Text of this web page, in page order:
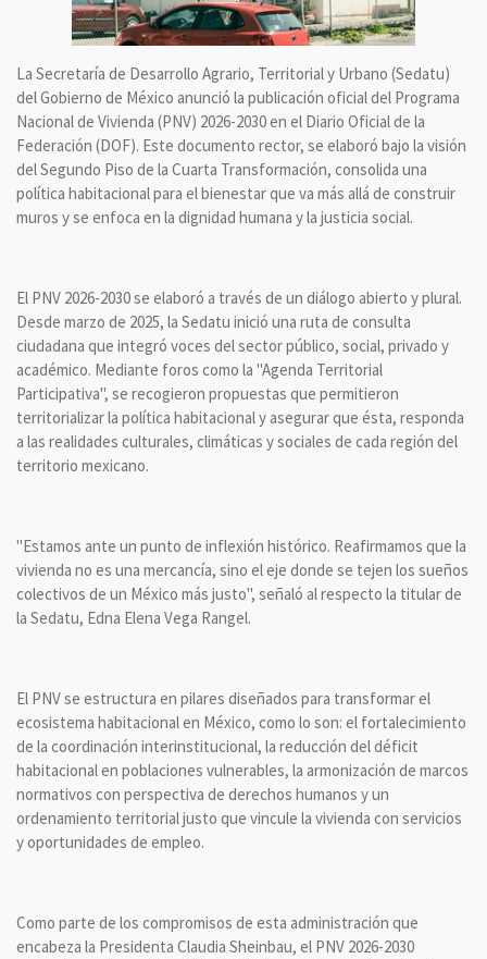
La Secretaría de Desarrollo Agrario, Territorial y Urbano (Sedatu)
del Gobierno de México anunció la publicación oficial del Programa
Nacional de Vivienda (PNV) 2026-2030 en el Diario Oficial de la
Federación (DOF). Este documento rector, se elaboró bajo la visión
del Segundo Piso de la Cuarta Transformación, consolida una
política habitacional para el bienestar que va más allá de construir
muros y se enfoca en la dignidad humana y la justicia social.
El PNV 2026-2030 se elaboró a través de un diálogo abierto y plural.
Desde marzo de 2025, la Sedatu inició una ruta de consulta
ciudadana que integró voces del sector público, social, privado y
académico. Mediante foros como la "Agenda Territorial
Participativa", se recogieron propuestas que permitieron
territorializar la política habitacional y asegurar que ésta, responda
a las realidades culturales, climáticas y sociales de cada región del
territorio mexicano.
"Estamos ante un punto de inflexión histórico. Reafirmamos que la
vivienda no es una mercancía, sino el eje donde se tejen los sueños
colectivos de un México más justo", señaló al respecto la titular de
la Sedatu, Edna Elena Vega Rangel.
El PNV se estructura en pilares diseñados para transformar el
ecosistema habitacional en México, como lo son: el fortalecimiento
de la coordinación interinstitucional, la reducción del déficit
habitacional en poblaciones vulnerables, la armonización de marcos
normativos con perspectiva de derechos humanos y un
ordenamiento territorial justo que vincule la vivienda con servicios
y oportunidades de empleo.
Como parte de los compromisos de esta administración que
encabeza la Presidenta Claudia Sheinbau, el PNV 2026-2030